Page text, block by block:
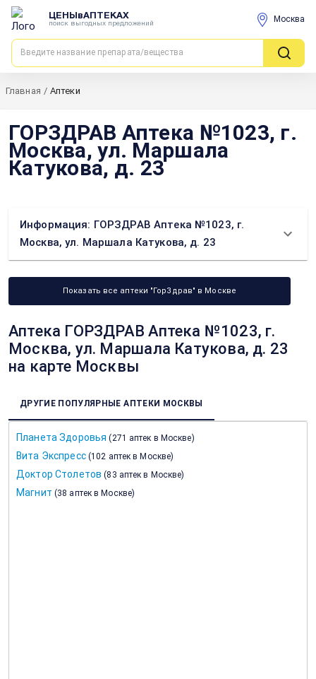
ЦЕНЫвАПТЕКАХ
поиск выгодных предложений Москва
Главная / Аптеки
ГОРЗДРАВ Аптека №1023, г.
Москва, ул. Маршала
Катукова, д. 23
Информация: ГОРЗДРАВ Аптека №1023, г.
Москва, ул. Маршала Катукова, д. 23
Показать все аптеки "ГорЗдрав" в Москве
Аптека ГОРЗДРАВ Аптека №1023, г.
Москва, ул. Маршала Катукова, д. 23
на карте Москвы
ДРУГИЕ ПОПУЛЯРНЫЕ АПТЕКИ МОСКВЫ
Планета Здоровья (271 аптек в Москве)
Вита Экспресс (102 аптек в Москве)
Доктор Столетов (83 аптек в Москве)
Магнит (38 аптек в Москве)